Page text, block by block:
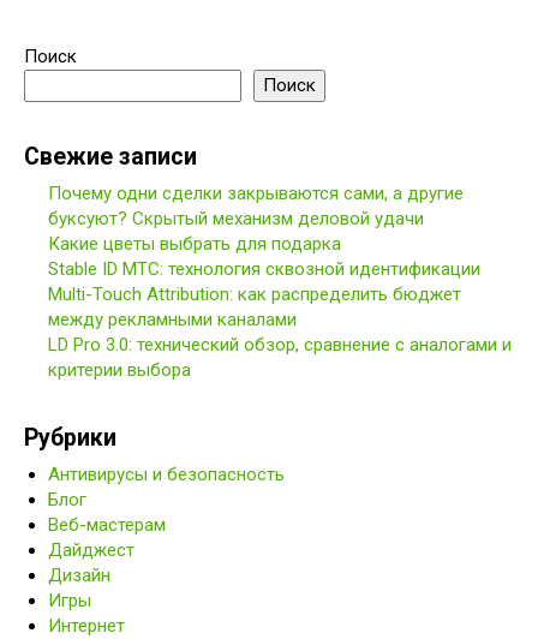
Поиск
Поиск
Свежие записи
Почему одни сделки закрываются сами, а другие
буксуют? Скрытый механизм деловой удачи
Какие цветы выбрать для подарка
Stable ID МТС: технология сквозной идентификации
Multi-Touch Attribution: как распределить бюджет
между рекламными каналами
LD Pro 3.0: технический обзор, сравнение с аналогами и
критерии выбора
Рубрики
Антивирусы и безопасность
Блог
Веб-мастерам
Дайджест
Дизайн
Игры
Интернет